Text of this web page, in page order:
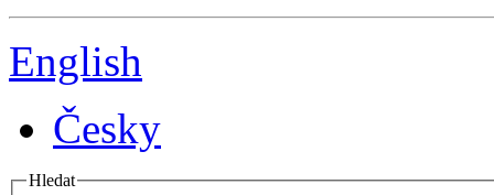
English
Česky
Hledat